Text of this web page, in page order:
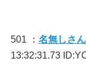
501 ： 名無しさ
13:32:31.73